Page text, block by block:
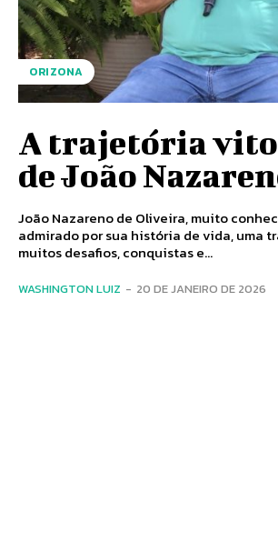
ORIZONA
A trajetória
de João
João Nazareno de Oliveira, muito
admirado por sua história de vida, uma
muitos desafios, conquistas e...
WASHINGTON LUIZ - 20 DE JANEIRO DE 2026